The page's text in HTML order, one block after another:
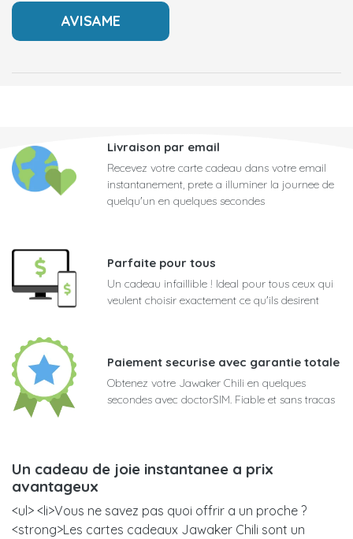
Livraison par email
Recevez votre carte cadeau dans votre email
instantanement, prete a illuminer la journee de
quelqu'un en quelques secondes
Parfaite pour tous
Un cadeau infaillible ! Ideal pour tous ceux qui
veulent choisir exactement ce qu'ils desirent
Paiement securise avec garantie totale
Obtenez votre Jawaker Chili en quelques
secondes avec doctorSIM. Fiable et sans tracas
Un cadeau de joie instantanee a prix
avantageux
<ul> <li>Vous ne savez pas quoi offrir a un proche ?
<strong>Les cartes cadeaux Jawaker Chili sont un